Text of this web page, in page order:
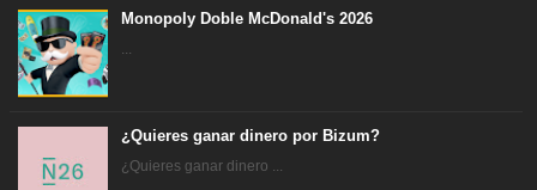
Monopoly Doble McDonald's 2026
...
¿Quieres ganar dinero por Bizum?
¿Quieres ganar dinero ...